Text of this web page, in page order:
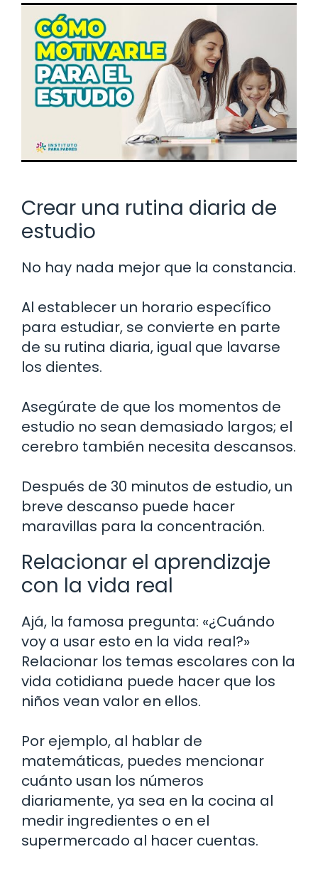
Crear una rutina diaria de
estudio
No hay nada mejor que la constancia.
Al establecer un horario específico
para estudiar, se convierte en parte
de su rutina diaria, igual que lavarse
los dientes.
Asegúrate de que los momentos de
estudio no sean demasiado largos; el
cerebro también necesita descansos.
Después de 30 minutos de estudio, un
breve descanso puede hacer
maravillas para la concentración.
Relacionar el aprendizaje
con la vida real
Ajá, la famosa pregunta: «¿Cuándo
voy a usar esto en la vida real?»
Relacionar los temas escolares con la
vida cotidiana puede hacer que los
niños vean valor en ellos.
Por ejemplo, al hablar de
matemáticas, puedes mencionar
cuánto usan los números
diariamente, ya sea en la cocina al
medir ingredientes o en el
supermercado al hacer cuentas.